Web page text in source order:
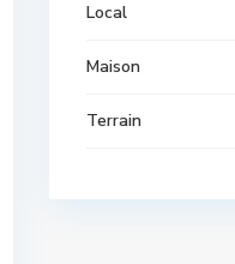
Local
Maison
Terrain